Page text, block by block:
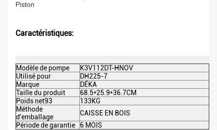
Piston
Caractéristiques:
Modèle de pompe
K3V112DT-HNOV
Utilisé pour
DH225-7
Marque
DÉKA
Taille du produit
68.5*25.9*36.7CM
Poids net93
133KG
Méthode
d'emballage
CAISSE EN BOIS
Période de garantie
6 MOIS